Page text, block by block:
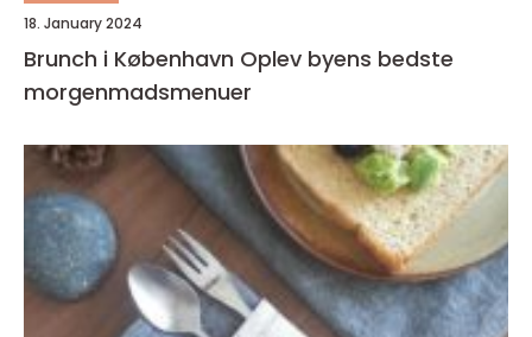
18. January 2024
Brunch i København Oplev byens bedste
morgenmadsmenuer